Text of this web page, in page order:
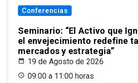
Conferencias
Seminario: “El Activo que
el envejecimiento redefine
mercados y estrategia”
19 de Agosto de 2026
09:00 a 11:00 horas